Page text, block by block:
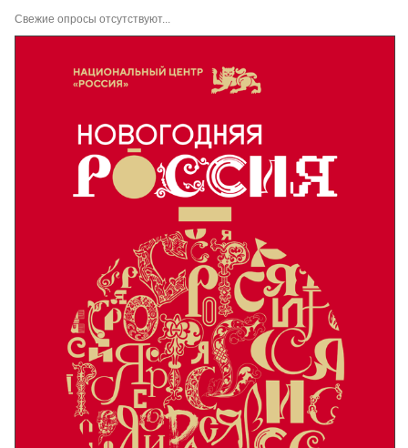
Свежие опросы отсутствуют...